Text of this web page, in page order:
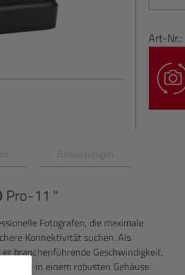
Art-Nr.:
Bewertungen
Pro-11 "
Fotografen, die maximale
Konnektivität suchen. Als
branchenführende Geschwindigkeit,
in einem robusten Gehäuse.